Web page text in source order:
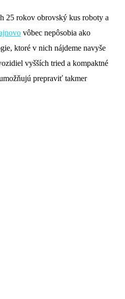
25 rokov obrovský kus roboty a
vôbec nepôsobia ako
ktoré v nich nájdeme navyše
vyšších tried a kompaktné
prepraviť takmer